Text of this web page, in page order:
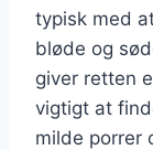
typisk med
bløde og
giver retten
vigtigt at
milde porrer